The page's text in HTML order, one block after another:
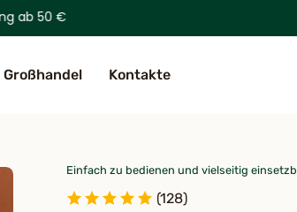
50 €
Großhandel Kontakte
Einfach zu bedienen und vielseitig
(128)